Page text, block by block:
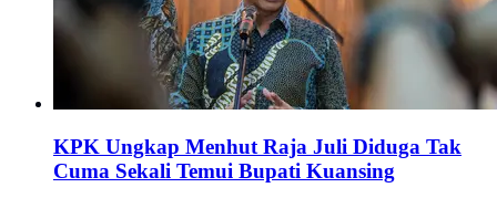
KPK Ungkap Menhut Raja Juli Diduga Tak
Cuma Sekali Temui Bupati Kuansing